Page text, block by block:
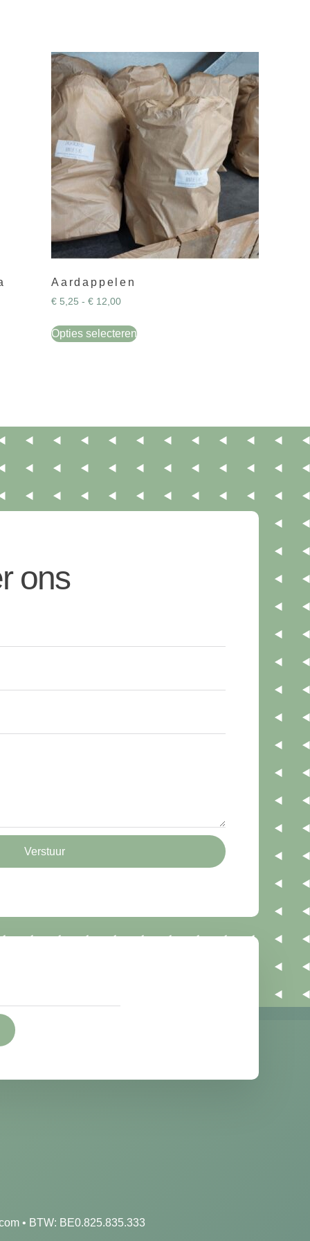
Aardappelen
€ 5,25 - € 12,00
Opties selecteren
ons
Verstuur
• BTW: BE0.825.835.333